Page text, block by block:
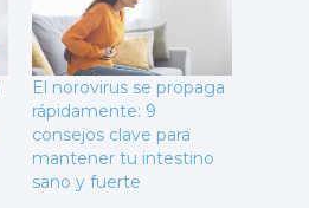
El norovirus se propaga
rápidamente: 9
consejos clave para
mantener tu intestino
sano y fuerte